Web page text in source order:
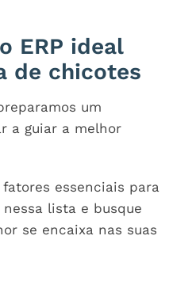
ERP ideal
de chicotes
um
a guiar a melhor
essenciais para
lista e busque
se encaixa nas suas